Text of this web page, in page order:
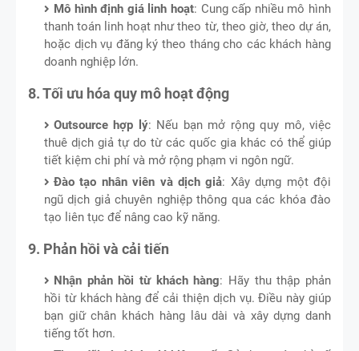
Mô hình định giá linh hoạt: Cung cấp nhiều mô hình
thanh toán linh hoạt như theo từ, theo giờ, theo dự án,
hoặc dịch vụ đăng ký theo tháng cho các khách hàng
doanh nghiệp lớn.
8. Tối ưu hóa quy mô hoạt động
Outsource hợp lý: Nếu bạn mở rộng quy mô, việc
thuê dịch giả tự do từ các quốc gia khác có thể giúp
tiết kiệm chi phí và mở rộng phạm vi ngôn ngữ.
Đào tạo nhân viên và dịch giả: Xây dựng một đội
ngũ dịch giả chuyên nghiệp thông qua các khóa đào
tạo liên tục để nâng cao kỹ năng.
9. Phản hồi và cải tiến
Nhận phản hồi từ khách hàng: Hãy thu thập phản
hồi từ khách hàng để cải thiện dịch vụ. Điều này giúp
bạn giữ chân khách hàng lâu dài và xây dựng danh
tiếng tốt hơn.